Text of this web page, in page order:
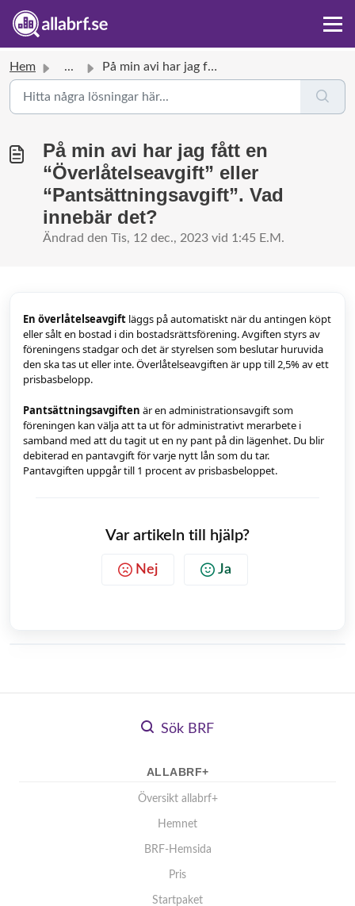
Hem ... På min avi har jag fått en “Överlåtelseavgift” eller “Pan...
På min avi har jag fått en
“Överlåtelseavgift” eller
“Pantsättningsavgift”. Vad
innebär det?
Ändrad den Tis, 12 dec., 2023 vid 1:45 E.M.
En överlåtelseavgift läggs på automatiskt när du antingen köpt
eller sålt en bostad i din bostadsrättsförening. Avgiften styrs av
föreningens stadgar och det är styrelsen som beslutar huruvida
den ska tas ut eller inte. Överlåtelseavgiften är upp till 2,5% av ett
prisbasbelopp.
Pantsättningsavgiften är en administrationsavgift som
föreningen kan välja att ta ut för administrativt merarbete i
samband med att du tagit ut en ny pant på din lägenhet. Du blir
debiterad en pantavgift för varje nytt lån som du tar.
Pantavgiften uppgår till 1 procent av prisbasbeloppet.
Var artikeln till hjälp?
Nej Ja
Sök BRF
ALLABRF+
Översikt allabrf+
Hemnet
BRF-Hemsida
Pris
Startpaket